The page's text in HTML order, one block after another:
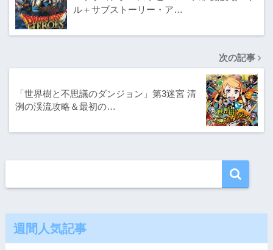
ル＋サブストーリー・ア…
次の記事
「世界樹と不思議のダンジョン」第3迷宮 清
洌の渓流攻略＆最初の…
週間人気記事